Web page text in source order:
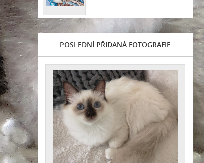
POSLEDNÍ PŘIDANÁ FOTOGRAFIE